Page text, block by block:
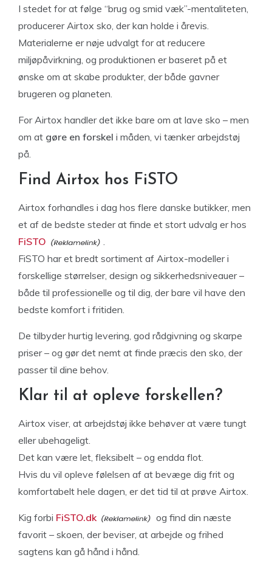
I stedet for at følge “brug og smid væk”-mentaliteten,
producerer Airtox sko, der kan holde i årevis.
Materialerne er nøje udvalgt for at reducere
miljøpåvirkning, og produktionen er baseret på et
ønske om at skabe produkter, der både gavner
brugeren og planeten.
For Airtox handler det ikke bare om at lave sko – men
om at gøre en forskel i måden, vi tænker arbejdstøj
på.
Find Airtox hos FiSTO
Airtox forhandles i dag hos flere danske butikker, men
et af de bedste steder at finde et stort udvalg er hos
FiSTO
FiSTO har et bredt sortiment af Airtox-modeller i
forskellige størrelser, design og sikkerhedsniveauer –
både til professionelle og til dig, der bare vil have den
bedste komfort i fritiden.
De tilbyder hurtig levering, god rådgivning og skarpe
priser – og gør det nemt at finde præcis den sko, der
passer til dine behov.
Klar til at opleve forskellen?
Airtox viser, at arbejdstøj ikke behøver at være tungt
eller ubehageligt.
Det kan være let, fleksibelt – og endda flot.
Hvis du vil opleve følelsen af at bevæge dig frit og
komfortabelt hele dagen, er det tid til at prøve Airtox.
Kig forbi FiSTO.dk
og find din næste
favorit – skoen, der beviser, at arbejde og frihed
sagtens kan gå hånd i hånd.